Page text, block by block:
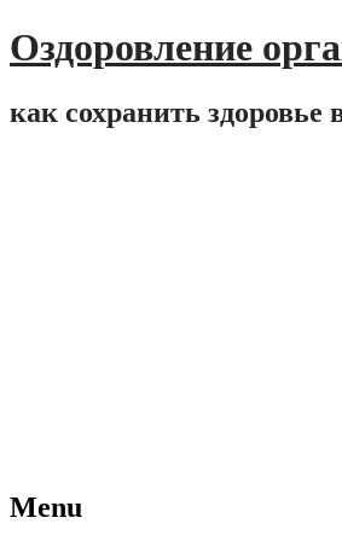
Оздоровление
как сохранить здоровье
Menu